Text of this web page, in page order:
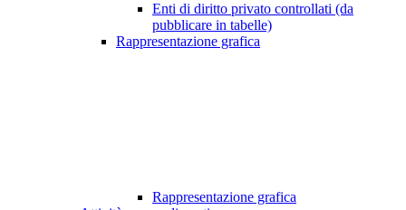
Enti di diritto privato controllati (da
pubblicare in tabelle)
Rappresentazione grafica
Rappresentazione grafica